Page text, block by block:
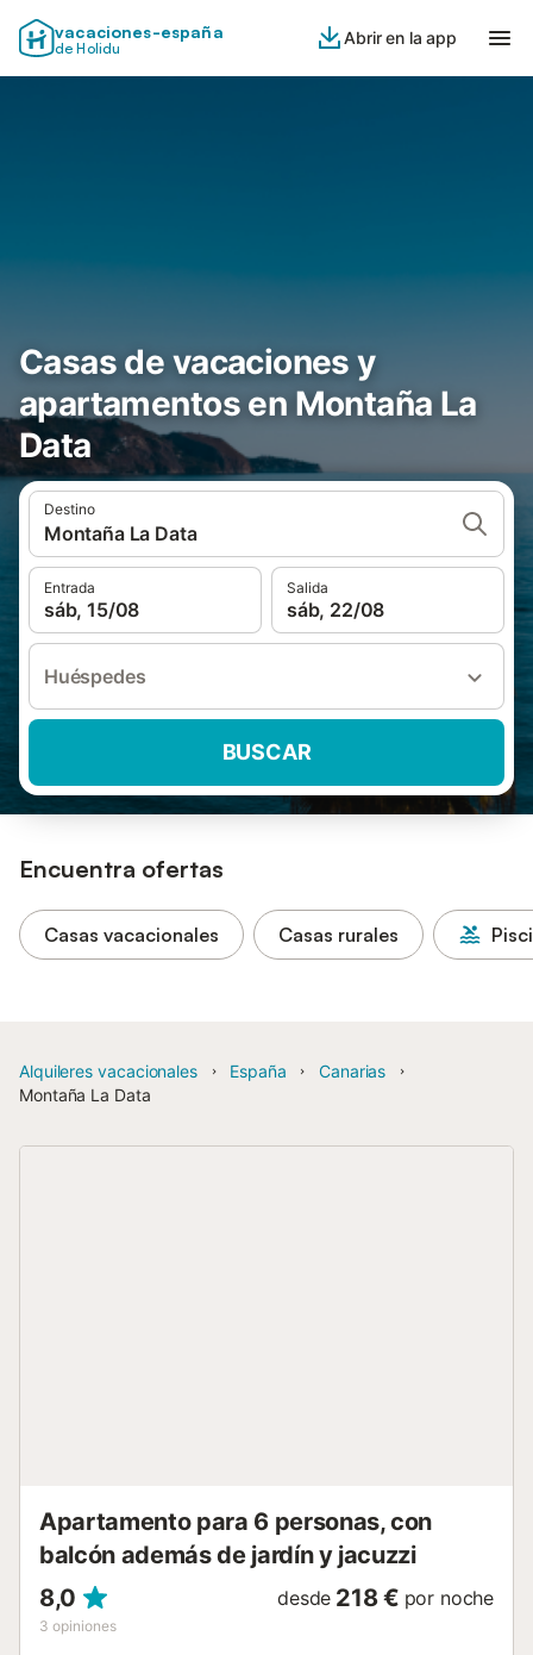
vacaciones-españa
de Holidu
Abrir en la app
Casas de vacaciones y
apartamentos en Montaña La
Data
Destino
Montaña La Data
Entrada
sáb, 15/08
Salida
sáb, 22/08
Huéspedes
BUSCAR
Encuentra ofertas
Casas vacacionales Casas rurales
Alquileres vacacionales España
Canarias
Montaña La Data
Apartamento para 6 personas, con
balcón además de jardín y jacuzzi
8,0
3 opiniones
desde 218 € por noche